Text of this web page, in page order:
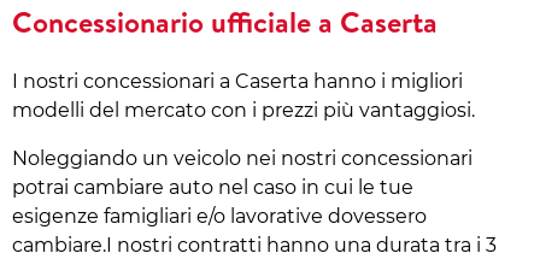
Concessionario ufficiale a Caserta
I nostri concessionari a Caserta hanno i migliori
modelli del mercato con i prezzi più vantaggiosi.
Noleggiando un veicolo nei nostri concessionari
potrai cambiare auto nel caso in cui le tue
esigenze famigliari e/o lavorative dovessero
cambiare.I nostri contratti hanno una durata tra i 3